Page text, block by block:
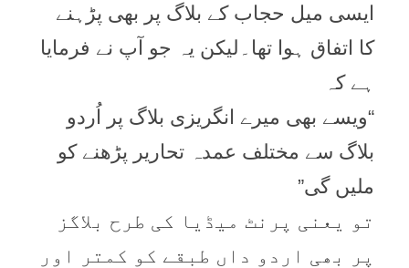
ایسی میل حجاب کے بلاگ پر بھی پڑہنے
کا اتفاق ہوا تھا۔لیکن یہ جو آپ نے فرمایا
ہے کہ
“ويسے بھی ميرے انگريزی بلاگ پر اُردو
بلاگ سے مختلف عمدہ تحارير پڑھنے کو
مليں گی”
تو یعنی پرنٹ میڈیا کی طرح بلاگز
پر بھی اردو داں طبقے کو کمتر اور